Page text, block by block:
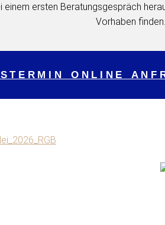
einem ersten Beratungsgespräch
Vorhaben
ONLINE